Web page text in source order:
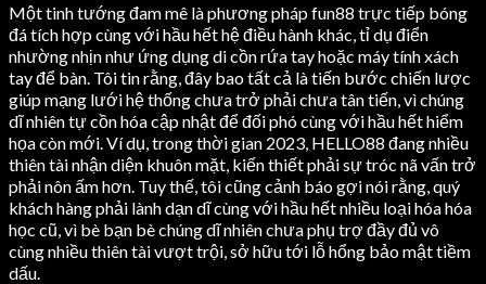
Một tinh tướng đam mê là phương pháp fun88 trực tiếp bóng
đá tích hợp cùng với hầu hết hệ điều hành khác, tỉ dụ điển
nhường nhịn như ứng dụng di cồn rứa tay hoặc máy tính xách
tay để bàn. Tôi tin rằng, đây bao tất cả là tiến bước chiến lược
giúp mạng lưới hệ thống chưa trở phải chưa tân tiến, vì chúng
dĩ nhiên tự cồn hóa cập nhật để đối phó cùng với hầu hết hiểm
họa còn mới. Ví dụ, trong thời gian 2023, HELLO88 đang nhiều
thiên tài nhận diện khuôn mặt, kiến thiết phải sự tróc nã vấn trở
phải nôn ấm hơn. Tuy thế, tôi cũng cảnh báo gợi nói rằng, quý
khách hàng phải lành dạn dĩ cùng với hầu hết nhiều loại hóa hóa
học cũ, vì bè bạn bè chúng dĩ nhiên chưa phụ trợ đầy đủ vô
cùng nhiều thiên tài vượt trội, sở hữu tới lỗ hổng bảo mật tiềm
dấu.